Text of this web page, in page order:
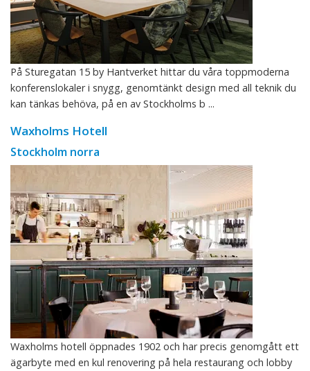
På Sturegatan 15 by Hantverket hittar du våra toppmoderna
konferenslokaler i snygg, genomtänkt design med all teknik du
kan tänkas behöva, på en av Stockholms b ...
Waxholms Hotell
Stockholm norra
Waxholms hotell öppnades 1902 och har precis genomgått ett
ägarbyte med en kul renovering på hela restaurang och lobby